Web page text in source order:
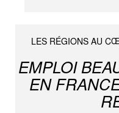
LES RÉGIONS AU
EMPLOI
EN